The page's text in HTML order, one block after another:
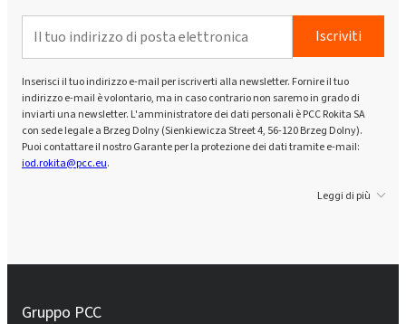
Iscriviti
Inserisci il tuo indirizzo e-mail per iscriverti alla newsletter. Fornire il tuo
indirizzo e-mail è volontario, ma in caso contrario non saremo in grado di
inviarti una newsletter. L'amministratore dei dati personali è PCC Rokita SA
con sede legale a Brzeg Dolny (Sienkiewicza Street 4, 56-120 Brzeg Dolny).
Puoi contattare il nostro Garante per la protezione dei dati tramite e-mail:
iod.rokita@pcc.eu.
Leggi di più
Gruppo PCC